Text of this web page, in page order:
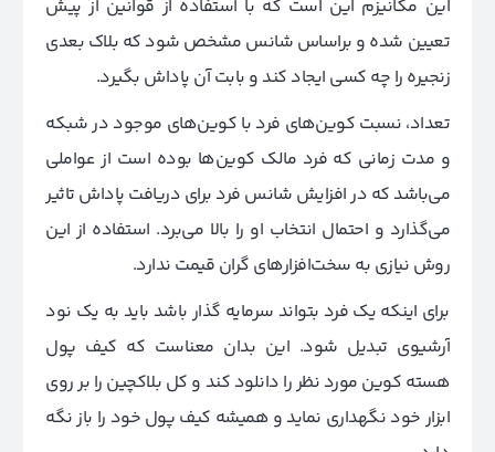
این مکانیزم این است که با استفاده از قوانین از پیش
تعیین شده و براساس شانس مشخص شود که بلاک بعدی
زنجیره را چه کسی ایجاد کند و بابت آن پاداش بگیرد.
تعداد، نسبت کوین‌های فرد با کوین‌های موجود در شبکه
و مدت زمانی که فرد مالک کوین‌ها بوده است از عواملی
می‌باشد که در افزایش شانس فرد برای دریافت پاداش تاثیر
می‌گذارد و احتمال انتخاب او را بالا می‌برد. استفاده از این
روش نیازی به سخت‌افزارهای گران قیمت ندارد.
برای اینکه یک فرد بتواند سرمایه گذار باشد باید به یک نود
آرشیوی تبدیل شود. این بدان معناست که کیف پول
هسته کوین مورد نظر را دانلود کند و کل بلاکچین را بر روی
ابزار خود نگهداری نماید و همیشه کیف پول خود را باز نگه